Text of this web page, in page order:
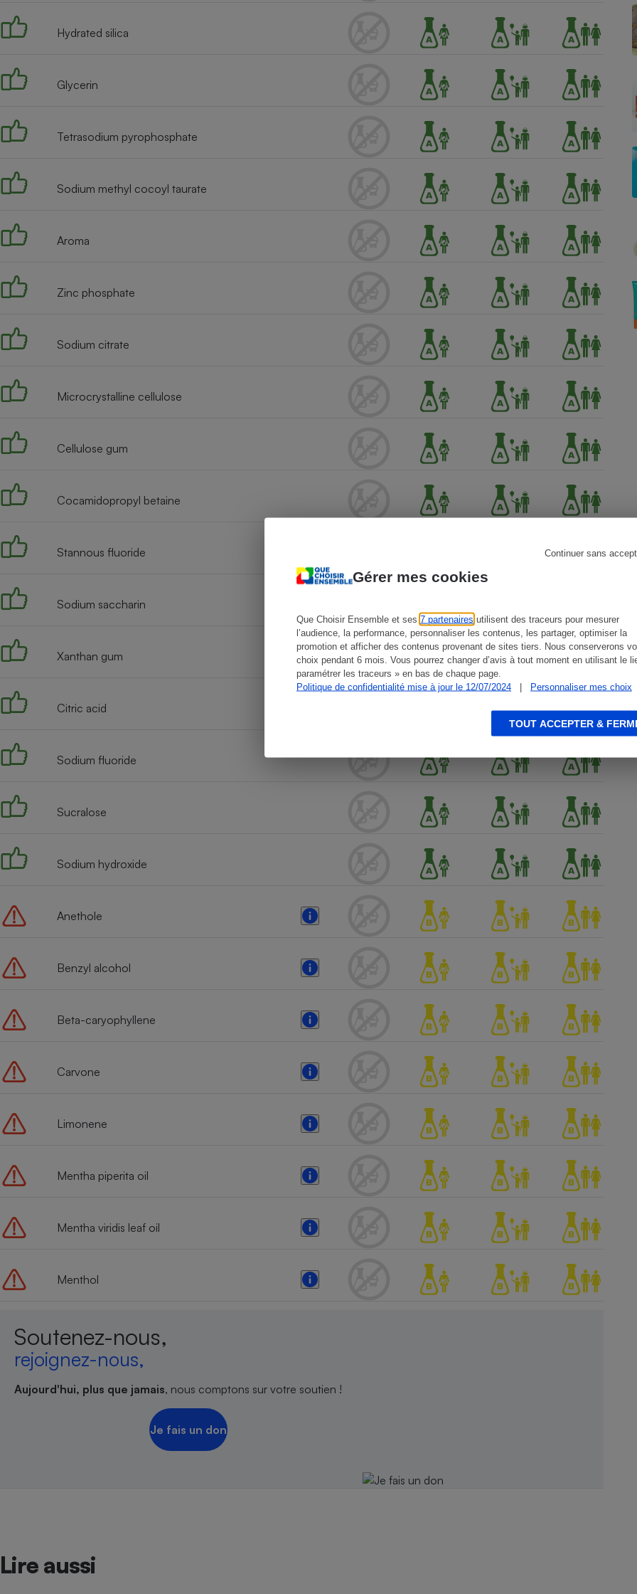
Gérer mes cookies
Que Choisir Ensemble et ses 7 partenaires utilisent des traceurs pour mesurer
l’audience, la performance, personnaliser les contenus, les partager, optimiser la
promotion et afficher des contenus provenant de sites tiers. Nous conserverons
choix pendant 6 mois. Vous pourrez changer d’avis à tout moment en utilisant le
paramétrer les traceurs » en bas de chaque page.
Politique de confidentialité mise à jour le 12/07/2024
| Personnaliser mes choix
Continuer sans
TOUT ACCEPTER &
Hydrated silica
Glycerin
Tetrasodium pyrophosphate
Sodium methyl cocoyl taurate
Aroma
Zinc phosphate
Sodium citrate
Microcrystalline cellulose
Cellulose gum
Cocamidopropyl betaine
Stannous fluoride
Sodium saccharin
Xanthan gum
Citric acid
Sodium fluoride
Sucralose
Sodium hydroxide
Anethole
Benzyl alcohol
Beta-caryophyllene
Carvone
Limonene
Mentha piperita oil
Mentha viridis leaf oil
Menthol
Soutenez-nous,
rejoignez-nous,
Aujourd'hui, plus que jamais, nous comptons sur votre soutien !
Je fais un don
Lire aussi
Four encastrable
Aspirateur
Réfrigérateur
Appareil photo
Lessive